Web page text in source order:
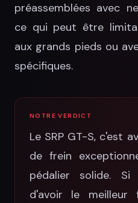
préassemblées avec
ce qui peut être
aux grands pieds ou
spécifiques.
NOTRE VERDICT
Le SRP GT-S, c'est
de frein
pédalier solide.
d'avoir le meilleur